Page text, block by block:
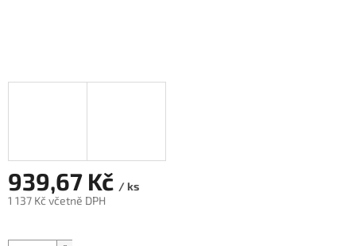
939,67 Kč / ks
1 137 Kč včetně DPH
cena: